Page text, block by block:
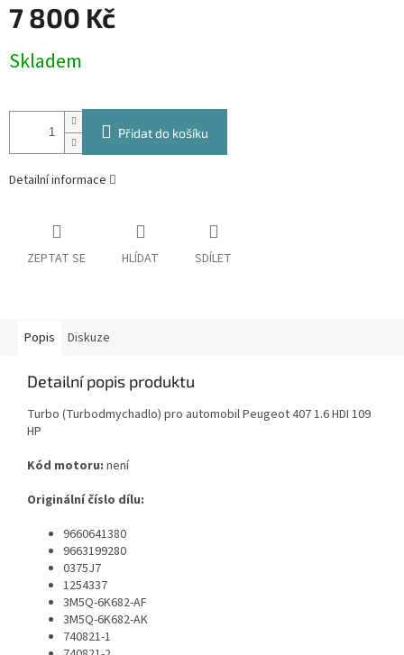
7 800 Kč
cena:
Skladem
Přidat do košíku
Detailní informace
ZEPTAT SE HLÍDAT SDÍLET
Popis Diskuze
Detailní popis produktu
Turbo (Turbodmychadlo) pro automobil Peugeot 407 1.6 HDI 109
HP
Kód motoru: není
Originální číslo dílu:
9660641380
9663199280
0375J7
1254337
3M5Q-6K682-AF
3M5Q-6K682-AK
740821-1